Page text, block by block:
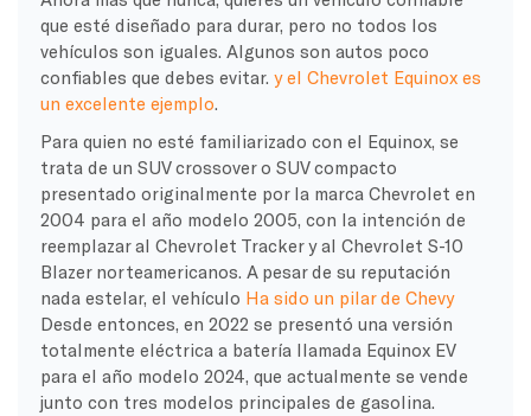
que esté diseñado para durar, pero no todos los
vehículos son iguales. Algunos son autos poco
confiables que debes evitar. y el Chevrolet Equinox es
un excelente ejemplo
Para quien no esté familiarizado con el Equinox, se
trata de un SUV crossover o SUV compacto
presentado originalmente por la marca Chevrolet en
2004 para el año modelo 2005, con la intención de
reemplazar al Chevrolet Tracker y al Chevrolet S-10
Blazer norteamericanos. A pesar de su reputación
nada estelar, el vehículo Ha sido un pilar de Chevy
Desde entonces, en 2022 se presentó una versión
totalmente eléctrica a batería llamada Equinox EV
para el año modelo 2024, que actualmente se vende
junto con tres modelos principales de gasolina.